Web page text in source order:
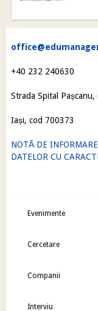
+40 232 240630
Strada Spital Pașcanu,
Iași, cod 700373
NOTĂ DE
DATELOR CU
Evenimente
Cercetare
Companii
Interviu